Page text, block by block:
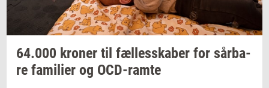
64.000 kro­ner til fæl­les­ska­ber for sår­ba­
re fa­mi­li­er og OCD-​ramte